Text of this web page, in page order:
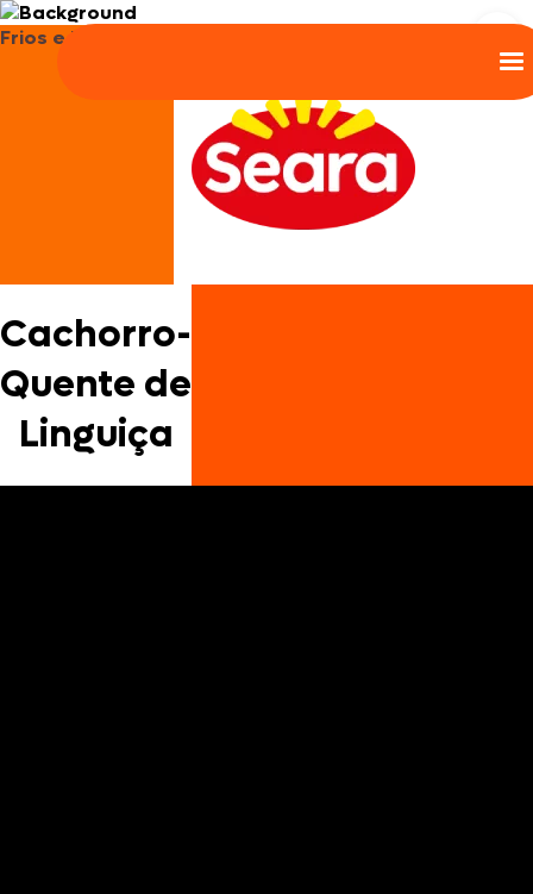
Frios e Embutidos
Cachorro-
Quente de
Linguiça